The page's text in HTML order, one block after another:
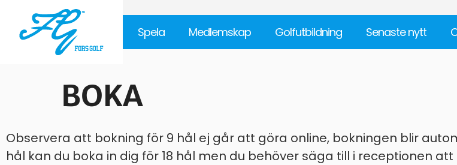
Spela Medlemskap Golfutbildning Senaste nytt
BOKA
Observera att bokning för 9 hål ej går att göra online, bokningen blir
hål kan du boka in dig för 18 hål men du behöver säga till i receptionen